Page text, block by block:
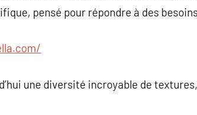
pensé pour répondre à des
une diversité incroyable de